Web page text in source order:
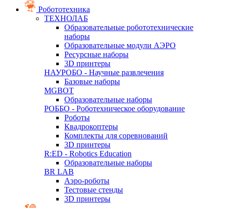
Робототехника
ТЕХНОЛАБ
Образовательные робототехнические
наборы
Образовательные модули АЭРО
Ресурсные наборы
3D принтеры
НАУРОБО - Научные развлечения
Базовые наборы
MGBOT
Образовательные наборы
РОББО - Роботехническое оборудование
Роботы
Квадрокоптеры
Комплекты для соревнований
3D принтеры
R:ED - Robotics Education
Образовательные наборы
BR LAB
Аэро-роботы
Тестовые стенды
3D принтеры